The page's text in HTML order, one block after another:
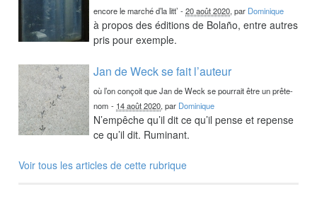
encore le marché d’la litt’ -20 août 2020, par Dominique
à propos des éditions de Bolaño, entre autres
pris pour exemple.
Jan de Weck se fait l’auteur
où l’on conçoit que Jan de Weck se pourrait être un prête-
nom - 14 août 2020, par Dominique
N’empêche qu’il dit ce qu’il pense et repense
ce qu’il dit. Ruminant.
Voir tous les articles de cette rubrique